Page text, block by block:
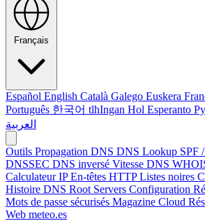
Français
Español English Català Galego Euskera
Português 한국어 tlhIngan Hol Esperanto
العربية
Outils Propagation DNS DNS Lookup SPF
DNSSEC DNS inversé Vitesse DNS
Calculateur IPEn-têtes HTTPListes noires
Histoire DNS Root Servers Configuration
Mots de passe sécurisés Magazine Cloud
Web meteo.es